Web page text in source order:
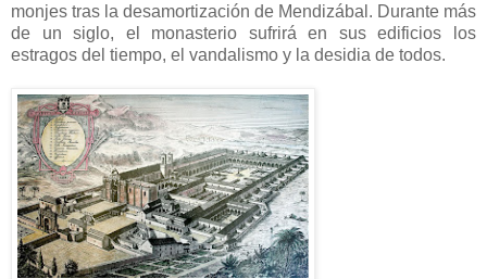
monjes tras la desamortización de Mendizábal. Durante más
de un siglo, el monasterio sufrirá en sus edificios los
estragos del tiempo, el vandalismo y la desidia de todos.